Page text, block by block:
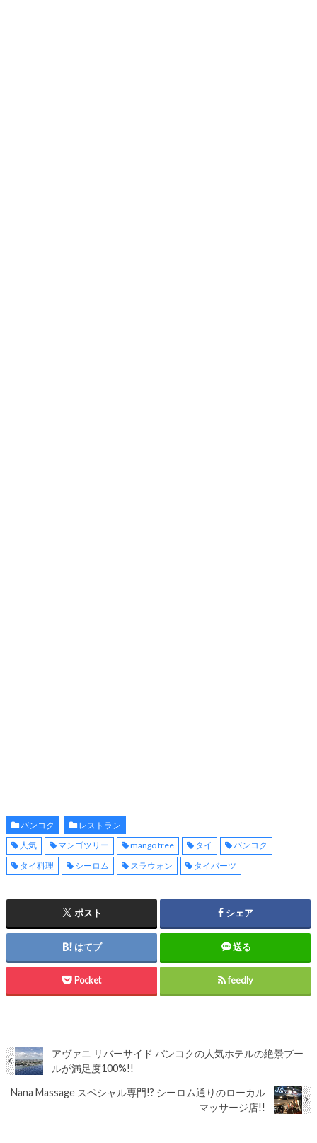
バンコク
レストラン
人気
マンゴツリー mango tree タイ
バンコク
タイ料理
シーロム スラウォン タイバーツ
ポスト シェア
はてブ 送る
Pocket feedly
アヴァニ リバーサイド バンコクの人気ホテルの絶景プー
ルが満足度100%!!
Nana Massage スペシャル専門!? シーロム通りのローカル
マッサージ店!!